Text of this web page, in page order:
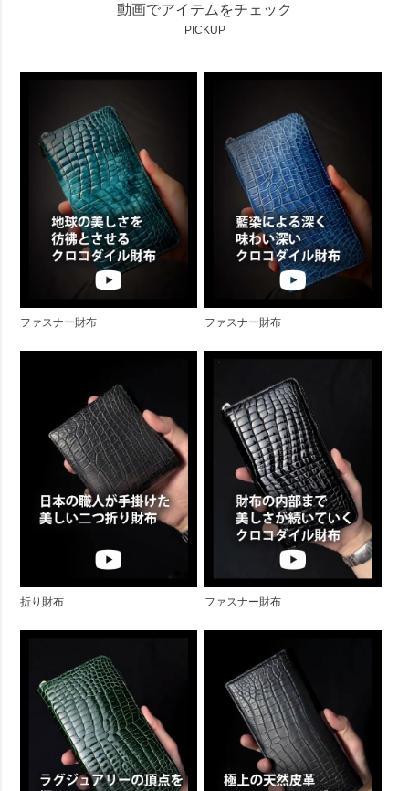
動画でアイテムをチェック
PICKUP
ファスナー財布 ファスナー財布
折り財布 ファスナー財布